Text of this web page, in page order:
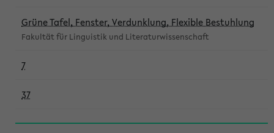
Grüne Tafel, Fenster, Verdunklung, Flexible Bestuhlung
Fakultät für Linguistik und Literaturwissenschaft
7
37